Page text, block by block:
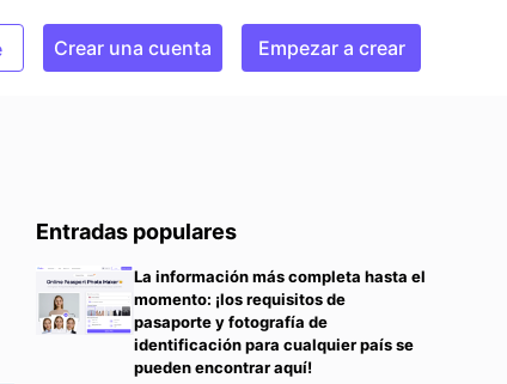
Crear una cuenta Empezar a crear
Entradas populares
La información más completa hasta el
momento: ¡los requisitos de
pasaporte y fotografía de
identificación para cualquier país se
pueden encontrar aquí!